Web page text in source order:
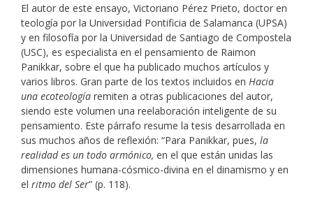
El autor de este ensayo, Victoriano Pérez Prieto, doctor en
teología por la Universidad Pontificia de Salamanca (UPSA)
y en filosofía por la Universidad de Santiago de Compostela
(USC), es especialista en el pensamiento de Raimon
Panikkar, sobre el que ha publicado muchos artículos y
varios libros. Gran parte de los textos incluidos en Hacia
una ecoteología remiten a otras publicaciones del autor,
siendo este volumen una reelaboración inteligente de su
pensamiento. Este párrafo resume la tesis desarrollada en
sus muchos años de reflexión: “Para Panikkar, pues, la
realidad es un todo armónico, en el que están unidas las
dimensiones humana-cósmico-divina en el dinamismo y en
el ritmo del Ser” (p. 118).